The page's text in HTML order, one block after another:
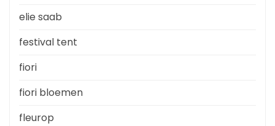
elie saab
festival tent
fiori
fiori bloemen
fleurop